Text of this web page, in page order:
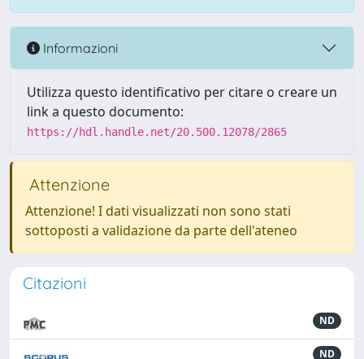
Informazioni
Utilizza questo identificativo per citare o creare un
link a questo documento:
https://hdl.handle.net/20.500.12078/2865
Attenzione
Attenzione! I dati visualizzati non sono stati
sottoposti a validazione da parte dell'ateneo
Citazioni
ND
ND